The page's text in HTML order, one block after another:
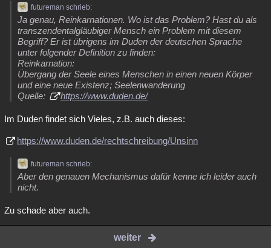
futureman schrieb:
Ja genau, Reinkarnationen. Wo ist das Problem? Hast du als
transzendentalgläubiger Mensch ein Problem mit diesem
Begriff? Er ist übrigens im Duden der deutschen Sprache
unter folgender Definition zu finden:
Reinkarnation:
Übergang der Seele eines Menschen in einen neuen Körper
und eine neue Existenz; Seelenwanderung
Quelle:
https://www.duden.de/
Im Duden findet sich Vieles, z.B. auch dieses:
https://www.duden.de/rechtschreibung/Unsinn
futureman schrieb:
Aber den genauen Mechanismus dafür kenne ich leider auch
nicht.
Zu schade aber auch.
weiter